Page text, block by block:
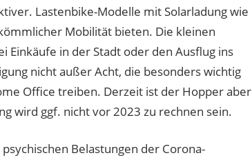
Lastenbike-Modelle mit Solarladung wie
Mobilität bieten. Die kleinen
in der Stadt oder den Ausflug ins
nicht außer Acht, die besonders wichtig
Office treiben. Derzeit ist der Hopper aber
wird ggf. nicht vor 2023 zu rechnen sein.
Belastungen der Corona-